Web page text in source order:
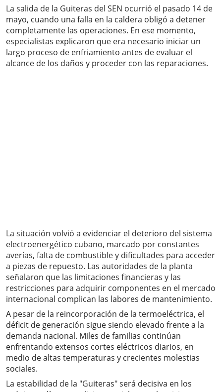
La salida de la Guiteras del SEN ocurrió el pasado 14 de
mayo, cuando una falla en la caldera obligó a detener
completamente las operaciones. En ese momento,
especialistas explicaron que era necesario iniciar un
largo proceso de enfriamiento antes de evaluar el
alcance de los daños y proceder con las reparaciones.
La situación volvió a evidenciar el deterioro del sistema
electroenergético cubano, marcado por constantes
averías, falta de combustible y dificultades para acceder
a piezas de repuesto. Las autoridades de la planta
señalaron que las limitaciones financieras y las
restricciones para adquirir componentes en el mercado
internacional complican las labores de mantenimiento.
A pesar de la reincorporación de la termoeléctrica, el
déficit de generación sigue siendo elevado frente a la
demanda nacional. Miles de familias continúan
enfrentando extensos cortes eléctricos diarios, en
medio de altas temperaturas y crecientes molestias
sociales.
La estabilidad de la "Guiteras" será decisiva en los